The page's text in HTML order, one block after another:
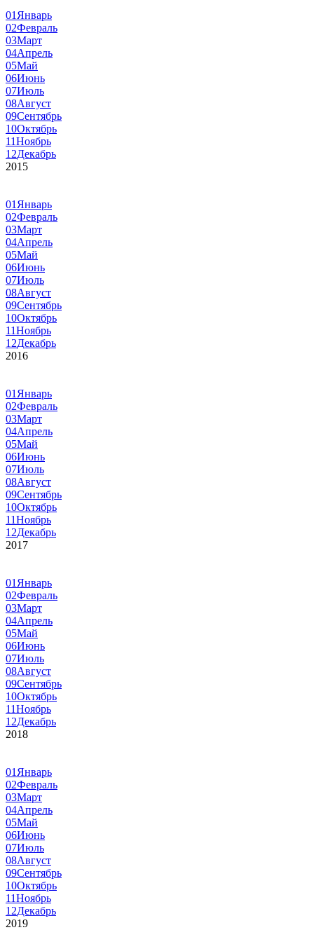
01 Январь
02Февраль
03Март
04Апрель
05Май
06Июнь
07Июль
08Август
09Сентябрь
10Октябрь
11Ноябрь
12Декабрь
2015
01 Январь
02Февраль
03Март
04Апрель
05Май
06Июнь
07Июль
08Август
09Сентябрь
10Октябрь
11Ноябрь
12Декабрь
2016
01 Январь
02Февраль
03Март
04Апрель
05Май
06Июнь
07Июль
08Август
09Сентябрь
10Октябрь
11Ноябрь
12Декабрь
2017
01 Январь
02Февраль
03Март
04Апрель
05Май
06Июнь
07Июль
08Август
09Сентябрь
10Октябрь
11Ноябрь
12Декабрь
2018
01 Январь
02Февраль
03Март
04Апрель
05Май
06Июнь
07Июль
08Август
09Сентябрь
10Октябрь
11Ноябрь
12Декабрь
2019